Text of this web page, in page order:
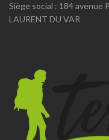
Siège social : 184 avenue
LAURENT DU VAR